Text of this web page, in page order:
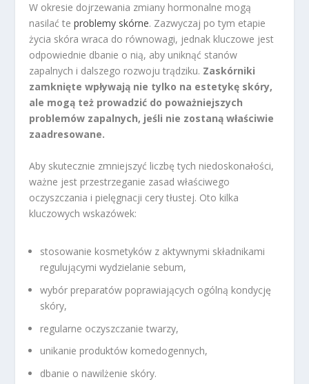
W okresie dojrzewania zmiany hormonalne mogą
nasilać teproblemy skórne. Zazwyczaj po tym etapie
życia skóra wraca do równowagi, jednak kluczowe jest
odpowiednie dbanie o nią, aby uniknąć stanów
zapalnych i dalszego rozwoju trądziku. Zaskórniki
zamknięte wpływają nie tylko na estetykę skóry,
ale mogą też prowadzić do poważniejszych
problemów zapalnych, jeśli nie zostaną właściwie
zaadresowane.
Aby skutecznie zmniejszyć liczbę tych niedoskonałości,
ważne jest przestrzeganie zasad właściwego
oczyszczania i pielęgnacji cery tłustej. Oto kilka
kluczowych wskazówek:
stosowanie kosmetyków z aktywnymi składnikami
regulującymi wydzielanie sebum,
wybór preparatów poprawiających ogólną kondycję
skóry,
regularne oczyszczanie twarzy,
unikanie produktów komedogennych,
dbanie o nawilżenie skóry.